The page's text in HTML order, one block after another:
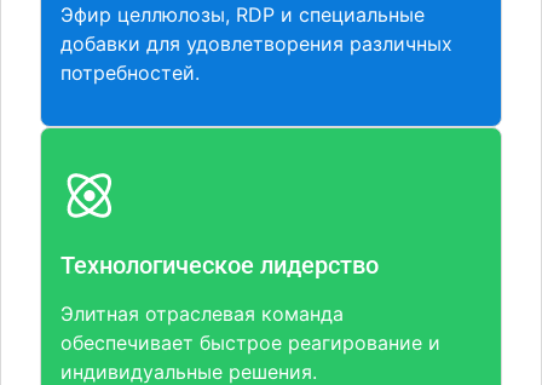
Эфир целлюлозы, RDP и специальные
добавки для удовлетворения различных
потребностей.
Технологическое лидерство
Элитная отраслевая команда
обеспечивает быстрое реагирование и
индивидуальные решения.